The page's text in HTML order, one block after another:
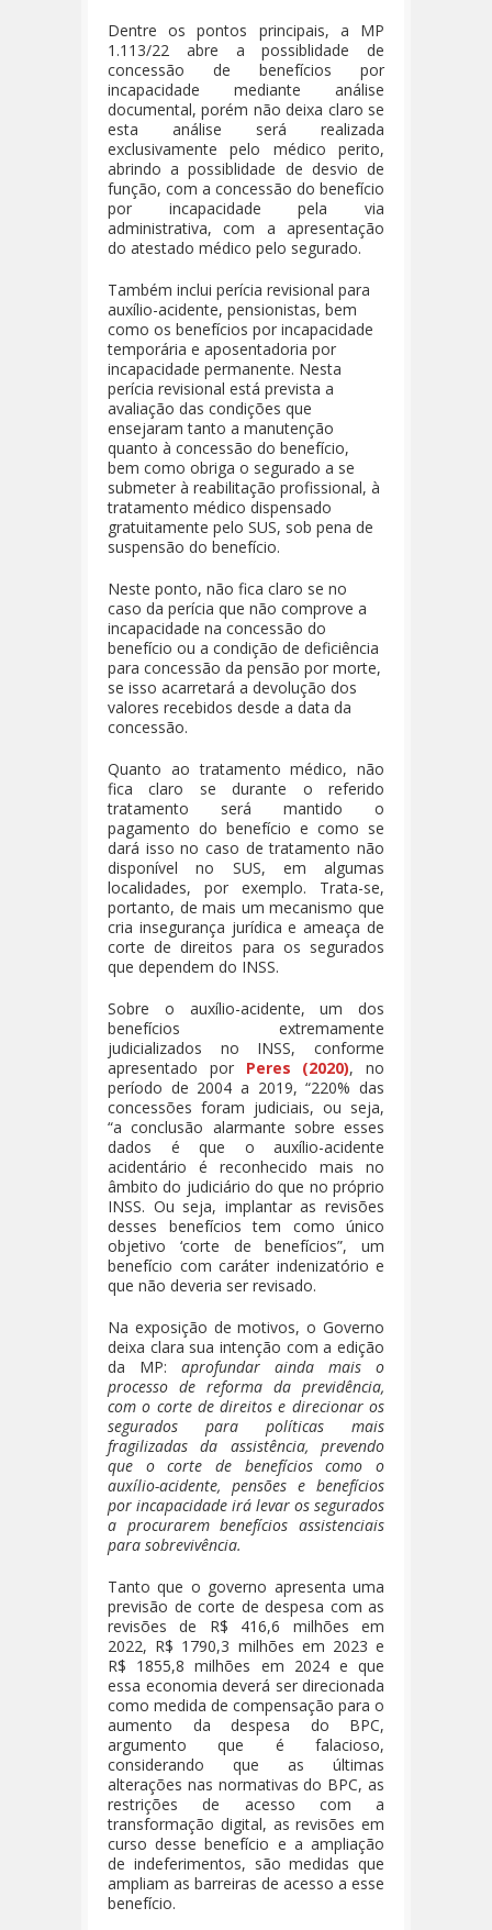
Dentre os pontos principais, a MP
1.113/22 abre a possiblidade de
concessão de benefícios por
incapacidade mediante análise
documental, porém não deixa claro se
esta análise será realizada
exclusivamente pelo médico perito,
abrindo a possiblidade de desvio de
função, com a concessão do benefício
por incapacidade pela via
administrativa, com a apresentação
do atestado médico pelo segurado.
Também inclui perícia revisional para
auxílio-acidente, pensionistas, bem
como os benefícios por incapacidade
temporária e aposentadoria por
incapacidade permanente. Nesta
perícia revisional está prevista a
avaliação das condições que
ensejaram tanto a manutenção
quanto à concessão do benefício,
bem como obriga o segurado a se
submeter à reabilitação profissional, à
tratamento médico dispensado
gratuitamente pelo SUS, sob pena de
suspensão do benefício.
Neste ponto, não fica claro se no
caso da perícia que não comprove a
incapacidade na concessão do
benefício ou a condição de deficiência
para concessão da pensão por morte,
se isso acarretará a devolução dos
valores recebidos desde a data da
concessão.
Quanto ao tratamento médico, não
fica claro se durante o referido
tratamento será mantido o
pagamento do benefício e como se
dará isso no caso de tratamento não
disponível no SUS, em algumas
localidades, por exemplo. Trata-se,
portanto, de mais um mecanismo que
cria insegurança jurídica e ameaça de
corte de direitos para os segurados
que dependem do INSS.
Sobre o auxílio-acidente, um dos
benefícios extremamente
judicializados no INSS, conforme
apresentado por Peres (2020), no
período de 2004 a 2019, “220% das
concessões foram judiciais, ou seja,
“a conclusão alarmante sobre esses
dados é que o auxílio-acidente
acidentário é reconhecido mais no
âmbito do judiciário do que no próprio
INSS. Ou seja, implantar as revisões
desses benefícios tem como único
objetivo ‘corte de benefícios”, um
benefício com caráter indenizatório e
que não deveria ser revisado.
Na exposição de motivos, o Governo
deixa clara sua intenção com a edição
da MP: aprofundar ainda mais o
processo de reforma da previdência,
com o corte de direitos e direcionar os
segurados para políticas mais
fragilizadas da assistência, prevendo
que o corte de benefícios como o
auxílio-acidente, pensões e benefícios
por incapacidade irá levar os segurados
a procurarem benefícios assistenciais
para sobrevivência.
Tanto que o governo apresenta uma
previsão de corte de despesa com as
revisões de R$ 416,6 milhões em
2022, R$ 1790,3 milhões em 2023 e
R$ 1855,8 milhões em 2024 e que
essa economia deverá ser direcionada
como medida de compensação para o
aumento da despesa do BPC,
argumento que é falacioso,
considerando que as últimas
alterações nas normativas do BPC, as
restrições de acesso com a
transformação digital, as revisões em
curso desse benefício e a ampliação
de indeferimentos, são medidas que
ampliam as barreiras de acesso a esse
benefício.